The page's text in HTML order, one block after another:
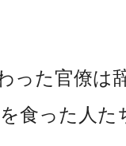
った官僚
食った人た